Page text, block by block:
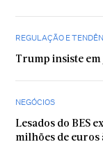
REGULAÇÃO E
Trump insiste
NEGÓCIOS
Lesados do BES
milhões de